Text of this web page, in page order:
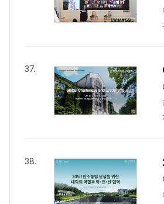
37.
38.